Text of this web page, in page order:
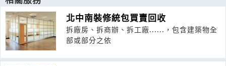
北中南裝修統包買賣回收
拆廠房、拆商辦、拆工廠......，包含建築物全
部或部分之依